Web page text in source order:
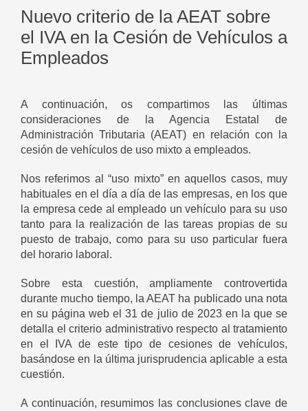
Nuevo criterio de la AEAT sobre
el IVA en la Cesión de Vehículos a
Empleados
A continuación, os compartimos las últimas
consideraciones de la Agencia Estatal de
Administración Tributaria (AEAT) en relación con la
cesión de vehículos de uso mixto a empleados.
Nos referimos al “uso mixto” en aquellos casos, muy
habituales en el día a día de las empresas, en los que
la empresa cede al empleado un vehículo para su uso
tanto para la realización de las tareas propias de su
puesto de trabajo, como para su uso particular fuera
del horario laboral.
Sobre esta cuestión, ampliamente controvertida
durante mucho tiempo, la AEAT ha publicado una nota
en su página web el 31 de julio de 2023 en la que se
detalla el criterio administrativo respecto al tratamiento
en el IVA de este tipo de cesiones de vehículos,
basándose en la última jurisprudencia aplicable a esta
cuestión.
A continuación, resumimos las conclusiones clave de